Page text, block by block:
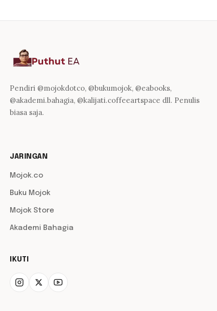
Pendiri @mojokdotco, @bukumojok, @eabooks,
@akademi.bahagia, @kalijati.coffeeartspace dll. Penulis
biasa saja.
JARINGAN
Mojok.co
Buku Mojok
Mojok Store
Akademi Bahagia
IKUTI